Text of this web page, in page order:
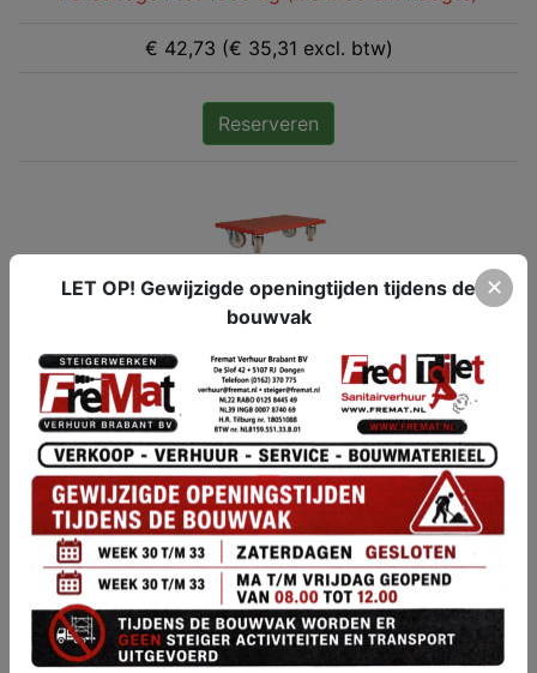
€ 42,73 (€ 35,31 excl. btw)
Reserveren
Plateau (100 kg) 40x30 cm
€ 7,12 (€ 5,89 excl. btw)
Reserveren
Plateauwagen (Dubbel)
✕
LET OP! Gewijzigde openingtijden tijdens de
bouwvak